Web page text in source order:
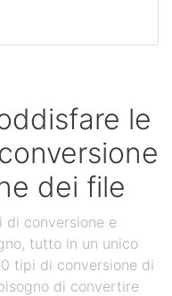
le
dei file
conversione e
tutto in un unico
tipi di conversione di
di convertire